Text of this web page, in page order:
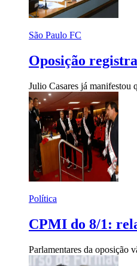
São Paulo FC
Oposição
Julio Casares já manifestou
Política
CPMI do 8/1:
Parlamentares da oposição